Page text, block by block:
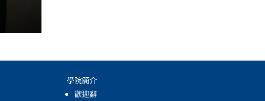
學院簡介
歡迎辭